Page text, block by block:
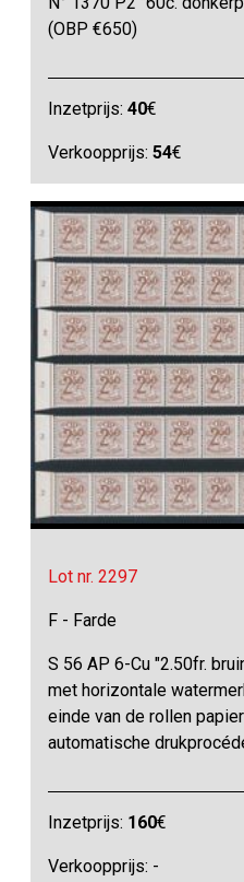
(OBP €650)
Inzetprijs:40€
Verkoopprijs:54€
Lot nr. 2297
F - Farde
S 56 AP 6-Cu "2.50fr.
met horizontale
einde van de rollen
automatische
Inzetprijs: 160€
Verkoopprijs: -